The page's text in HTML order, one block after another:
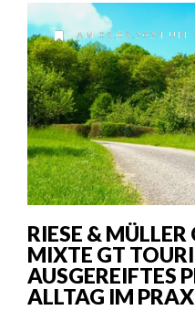
AM 06.06.2024 UM
RIESE &
MIXTE GT
AUSGEREIFTES
ALLTAG IM